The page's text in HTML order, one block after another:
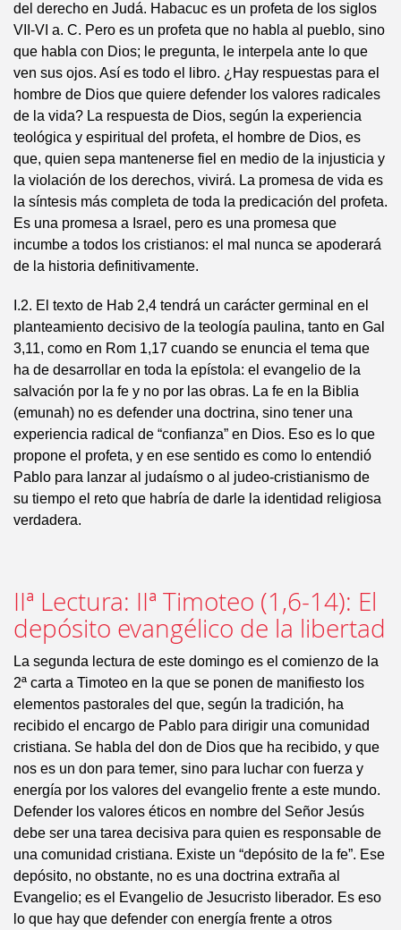
del derecho en Judá. Habacuc es un profeta de los siglos
VII-VI a. C. Pero es un profeta que no habla al pueblo, sino
que habla con Dios; le pregunta, le interpela ante lo que
ven sus ojos. Así es todo el libro. ¿Hay respuestas para el
hombre de Dios que quiere defender los valores radicales
de la vida? La respuesta de Dios, según la experiencia
teológica y espiritual del profeta, el hombre de Dios, es
que, quien sepa mantenerse fiel en medio de la injusticia y
la violación de los derechos, vivirá. La promesa de vida es
la síntesis más completa de toda la predicación del profeta.
Es una promesa a Israel, pero es una promesa que
incumbe a todos los cristianos: el mal nunca se apoderará
de la historia definitivamente.
I.2. El texto de Hab 2,4 tendrá un carácter germinal en el
planteamiento decisivo de la teología paulina, tanto en Gal
3,11, como en Rom 1,17 cuando se enuncia el tema que
ha de desarrollar en toda la epístola: el evangelio de la
salvación por la fe y no por las obras. La fe en la Biblia
(emunah) no es defender una doctrina, sino tener una
experiencia radical de “confianza” en Dios. Eso es lo que
propone el profeta, y en ese sentido es como lo entendió
Pablo para lanzar al judaísmo o al judeo-cristianismo de
su tiempo el reto que habría de darle la identidad religiosa
verdadera.
IIª Lectura: IIª Timoteo (1,6-14): El
depósito evangélico de la libertad
La segunda lectura de este domingo es el comienzo de la
2ª carta a Timoteo en la que se ponen de manifiesto los
elementos pastorales del que, según la tradición, ha
recibido el encargo de Pablo para dirigir una comunidad
cristiana. Se habla del don de Dios que ha recibido, y que
nos es un don para temer, sino para luchar con fuerza y
energía por los valores del evangelio frente a este mundo.
Defender los valores éticos en nombre del Señor Jesús
debe ser una tarea decisiva para quien es responsable de
una comunidad cristiana. Existe un “depósito de la fe”. Ese
depósito, no obstante, no es una doctrina extraña al
Evangelio; es el Evangelio de Jesucristo liberador. Es eso
lo que hay que defender con energía frente a otros